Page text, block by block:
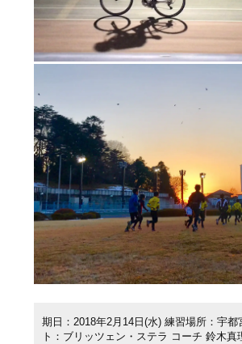
期日：2018年2月14日(水) 練習場所：宇都
ト：ブリッツェン・ステラ コーチ 鈴木真